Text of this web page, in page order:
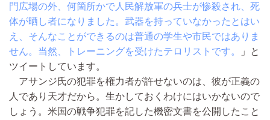
門広場の外、何箇所かで人民解放軍の兵士が惨殺され、死
体が晒し者になりました。武器を持っていなかったとはい
え、そんなことができるのは普通の学生や市民ではありま
せん。当然、トレーニングを受けたテロリストです。
」と
ツイートしています。
アサンジ氏の犯罪を権力者が許せないのは、彼が正義の
人であり天才だから。生かしておくわけにはいかないので
しょう。米国の戦争犯罪を記した機密文書を公開したこと